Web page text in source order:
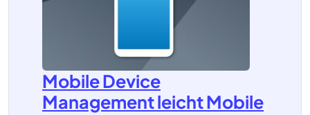
Mobile Device
Management leicht Mobile